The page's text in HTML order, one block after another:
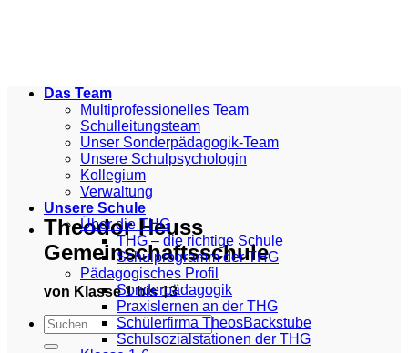
Theodor Heuss
Gemeinschaftsschule
von Klasse 1 bis 13
Das Team
Multiprofessionelles Team
Schulleitungsteam
Unser Sonderpädagogik-Team
Unsere Schulpsychologin
Kollegium
Verwaltung
Unsere Schule
Über die THG
THG – die richtige Schule
Schulprogramm der THG
Pädagogisches Profil
Sonderpädagogik
Praxislernen an der THG
Schülerfirma TheosBackstube
Schulsozialstationen der THG